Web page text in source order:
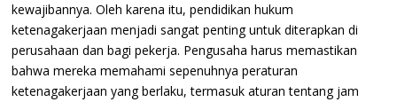
kewajibannya. Oleh karena itu, pendidikan hukum
ketenagakerjaan menjadi sangat penting untuk diterapkan di
perusahaan dan bagi pekerja. Pengusaha harus memastikan
bahwa mereka memahami sepenuhnya peraturan
ketenagakerjaan yang berlaku, termasuk aturan tentang jam